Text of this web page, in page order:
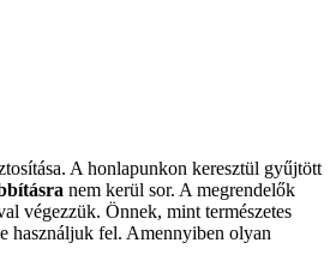
A honlapunkon keresztül gyűjtött
nem kerül sor. A megrendelők
végezzük. Önnek, mint természetes
használjuk fel. Amennyiben olyan